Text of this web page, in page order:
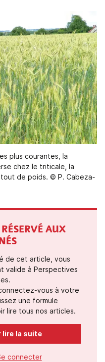
plus courantes, la
chez le triticale, la
de poids. © P. Cabeza-
AUX
de cet article, vous
valide à Perspectives
vous à votre
une formule
lire tous nos articles.
lire la suite
connecter